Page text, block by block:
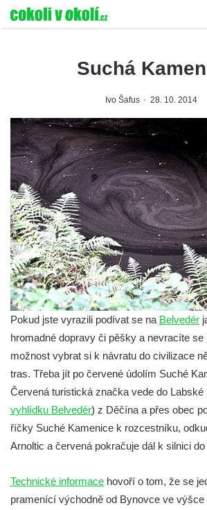
Suchá
Ivo Šafus 28. 10. 2014
Pokud jste vyrazili podívat se na Belvedér
hromadné dopravy či pěšky a nevracíte se
možnost vybrat si k návratu do civilizace
tras. Třeba jít po červené údolím Suché
Červená turistická značka vede do Labské
vyhlídku Belvedér) z Děčína a přes obec
říčky Suché Kamenice k rozcestníku,
Arnoltic a červená pokračuje dál k silnici
Technické informace hovoří o tom, že se
pramenící východně od Bynovce ve výšce